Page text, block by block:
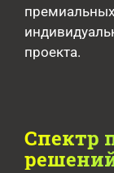
проекта.
Спектр